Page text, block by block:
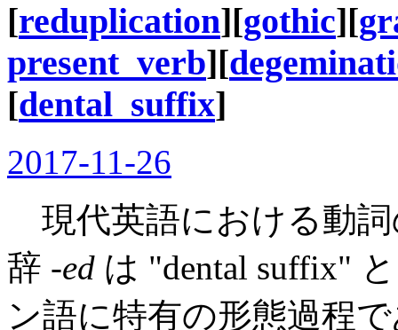
[reduplication][gothic][
present_verb][
[dental_suffix]
2017-11-26
現代英語における動詞
辞 -ed は "dental suffix"
ン語に特有の形態過程